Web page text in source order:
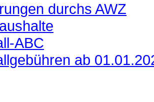
durchs AWZ
ABC
ab